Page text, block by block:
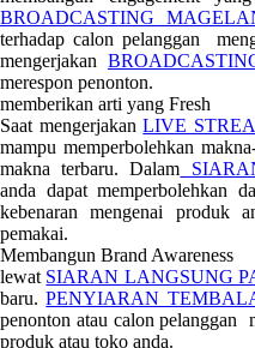
BROADCASTING
terhadap calon pelanggan
mengerjakan
merespon penonton.
memberikan arti yang Fresh
Saat mengerjakanLIVE
mampu memperbolehkan
makna terbaru. Dalam
anda dapat memperbolehkan
kebenaran mengenai produk
pemakai.
Membangun Brand Awareness
lewat SIARAN LANGSUNG
baru.PENYIARAN
penonton atau calon pelanggan
produk atau toko anda.